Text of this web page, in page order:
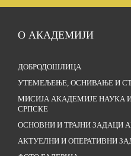
О АКАДЕМИЈИ
ДОБРОДОШЛИЦА
УТЕМЕЉЕЊЕ, ОСНИВАЊЕ И
МИСИЈА АКАДЕМИЈЕ НАУКА
СРПСКЕ
ОСНОВНИ И ТРАЈНИ ЗАДАЦИ
АКТУЕЛНИ И ОПЕРАТИВНИ